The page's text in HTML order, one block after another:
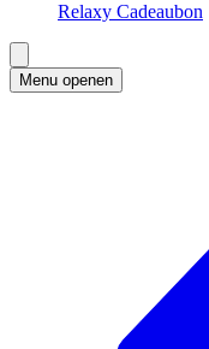
Relaxy Cadeaubon
Menu openen